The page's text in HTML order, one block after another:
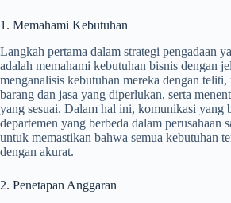
1. Memahami Kebutuhan
Langkah pertama dalam strategi pengadaan
adalah memahami kebutuhan bisnis dengan
menganalisis kebutuhan mereka dengan
barang dan jasa yang diperlukan, serta
yang sesuai. Dalam hal ini, komunikasi yang
departemen yang berbeda dalam perusahaan
untuk memastikan bahwa semua kebutuhan
dengan akurat.
2. Penetapan Anggaran